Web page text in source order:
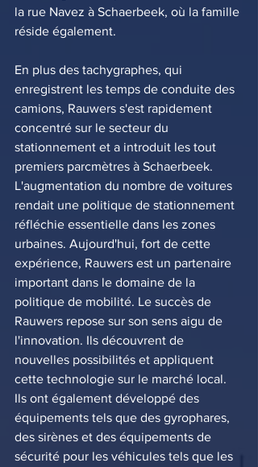
la rue Navez à Schaerbeek, où la famille
réside également.
En plus des tachygraphes, qui
enregistrent les temps de conduite des
camions, Rauwers s'est rapidement
concentré sur le secteur du
stationnement et a introduit les tout
premiers parcmètres à Schaerbeek.
L'augmentation du nombre de voitures
rendait une politique de stationnement
réfléchie essentielle dans les zones
urbaines. Aujourd'hui, fort de cette
expérience, Rauwers est un partenaire
important dans le domaine de la
politique de mobilité. Le succès de
Rauwers repose sur son sens aigu de
l'innovation. Ils découvrent de
nouvelles possibilités et appliquent
cette technologie sur le marché local.
Ils ont également développé des
équipements tels que des gyrophares,
des sirènes et des équipements de
sécurité pour les véhicules tels que les